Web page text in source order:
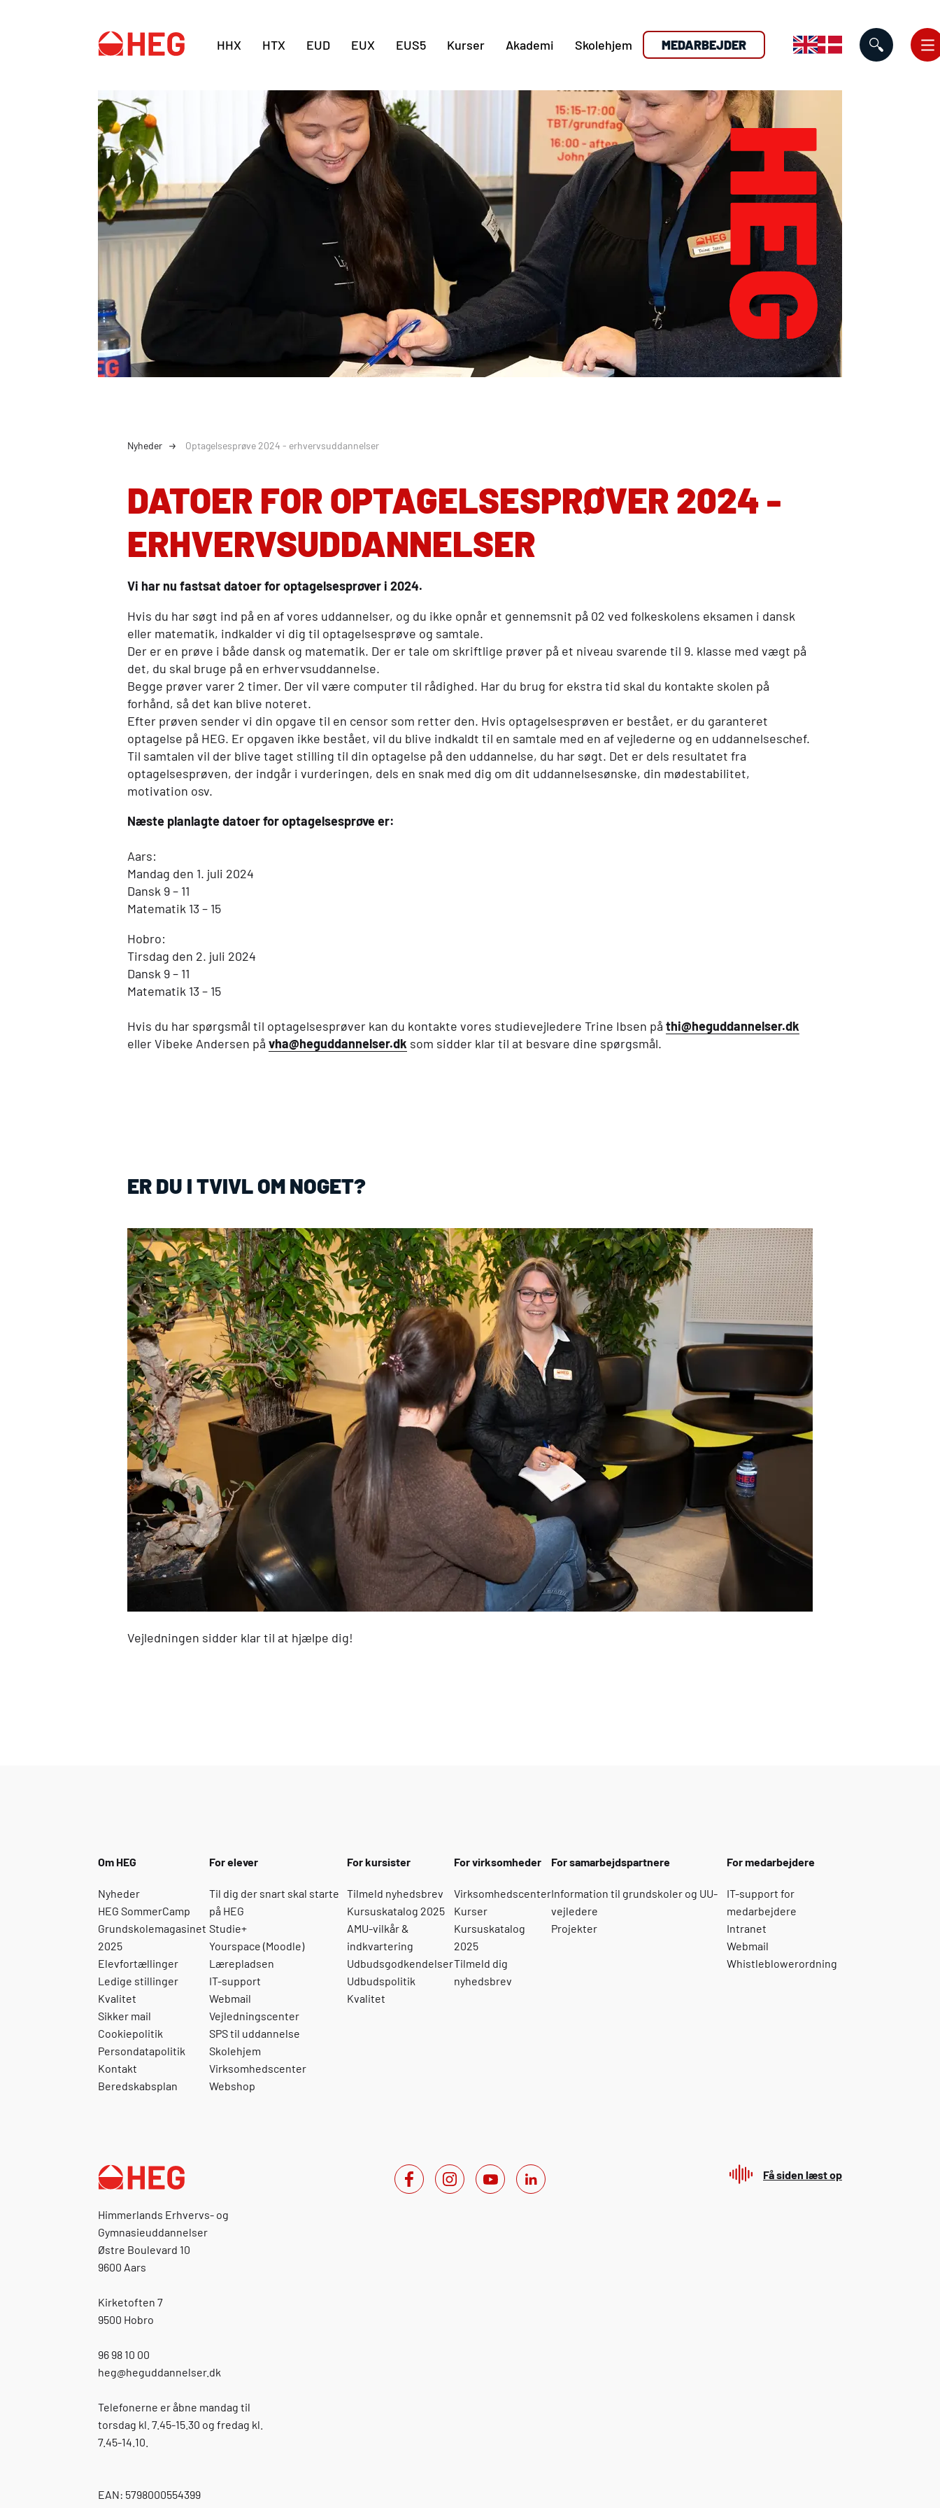
HHX HTX EUD EUX EUS5 Kurser Akademi Skolehjem MEDARBEJDER
Nyheder Optagelsesprøve 2024 - erhvervsuddannelser
DATOER FOR OPTAGELSESPRØVER 2024 -
ERHVERVSUDDANNELSER
Vi har nu fastsat datoer for optagelsesprøver i 2024.
Hvis du har søgt ind på en af vores uddannelser, og du ikke opnår et gennemsnit på 02 ved folkeskolens eksamen i dansk
eller matematik, indkalder vi dig til optagelsesprøve og samtale.
Der er en prøve i både dansk og matematik. Der er tale om skriftlige prøver på et niveau svarende til 9. klasse med vægt på
det, du skal bruge på en erhvervsuddannelse.
Begge prøver varer 2 timer. Der vil være computer til rådighed. Har du brug for ekstra tid skal du kontakte skolen på
forhånd, så det kan blive noteret.
Efter prøven sender vi din opgave til en censor som retter den. Hvis optagelsesprøven er bestået, er du garanteret
optagelse på HEG. Er opgaven ikke bestået, vil du blive indkaldt til en samtale med en af vejlederne og en uddannelseschef.
Til samtalen vil der blive taget stilling til din optagelse på den uddannelse, du har søgt. Det er dels resultatet fra
optagelsesprøven, der indgår i vurderingen, dels en snak med dig om dit uddannelsesønske, din mødestabilitet,
motivation osv.
Næste planlagte datoer for optagelsesprøve er:
Aars:
Mandag den 1. juli 2024
Dansk 9 – 11
Matematik 13 – 15
Hobro:
Tirsdag den 2. juli 2024
Dansk 9 – 11
Matematik 13 – 15
Hvis du har spørgsmål til optagelsesprøver kan du kontakte vores studievejledere Trine Ibsen på thi@heguddannelser.dk
eller Vibeke Andersen på vha@heguddannelser.dk som sidder klar til at besvare dine spørgsmål.
ER DU I TVIVL OM NOGET?
Vejledningen sidder klar til at hjælpe dig!
Om HEG
Nyheder
HEG SommerCamp
Grundskolemagasinet
2025
Elevfortællinger
Ledige stillinger
Kvalitet
Sikker mail
Cookiepolitik
Persondatapolitik
Kontakt
Beredskabsplan
For elever
Til dig der snart skal starte
på HEG
Studie+
Yourspace (Moodle)
Lærepladsen
IT-support
Webmail
Vejledningscenter
SPS til uddannelse
Skolehjem
Virksomhedscenter
Webshop
For kursister
Tilmeld nyhedsbrev
Kursuskatalog 2025
AMU-vilkår &
indkvartering
Udbudsgodkendelser
Udbudspolitik
Kvalitet
For virksomheder
Virksomhedscenter
Kurser
Kursuskatalog
2025
Tilmeld dig
nyhedsbrev
For samarbejdspartnere
Information til grundskoler og UU-
vejledere
Projekter
For medarbejdere
IT-support for
medarbejdere
Intranet
Webmail
Whistleblowerordning
Himmerlands Erhvervs- og
Gymnasieuddannelser
Østre Boulevard 10
9600 Aars
Kirketoften 7
9500 Hobro
96 98 10 00
heg@heguddannelser.dk
Telefonerne er åbne mandag til
torsdag kl. 7.45-15.30 og fredag kl.
7.45-14.10.
EAN: 5798000554399
Få siden læst op